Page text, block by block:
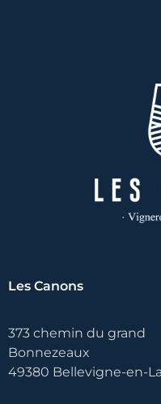
Les Canons
373 chemin du grand
Bonnezeaux
49380 Bellevigne-en-